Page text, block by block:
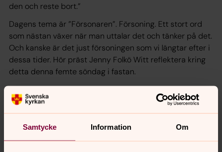
Samtycke Information Om
den och reste bort.”
Dagens tema är ”Försonaren”. Försoning. Ett stort ord
som nästan växer när man uttalar det och tänker på det.
Och kanske är det just försoningen som vi längtar efter i
dessa tider. Hör präst Jenny Folkö Witt reflektera kring
detta denna femte söndag i fastan.
Medverkar gör: präst Jenny Folkö Witt, kantor Kerstin
Jannesson, ung ledare Nova, musikeleven Atte och
Söderledskyrkans personalkör.